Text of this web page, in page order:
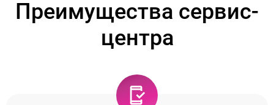
Преимущества сервис-
центра